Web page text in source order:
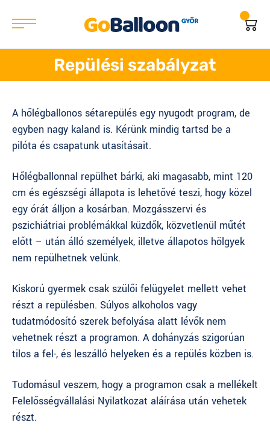
Repülési szabályzat
A hőlégballonos sétarepülés egy nyugodt program, de
egyben nagy kaland is. Kérünk mindig tartsd be a
pilóta és csapatunk utasításait.
Hőlégballonnal repülhet bárki, aki magasabb, mint 120
cm és egészségi állapota is lehetővé teszi, hogy közel
egy órát álljon a kosárban. Mozgásszervi és
pszichiátriai problémákkal küzdők, közvetlenül műtét
előtt – után álló személyek, illetve állapotos hölgyek
nem repülhetnek velünk.
Kiskorú gyermek csak szülői felügyelet mellett vehet
részt a repülésben. Súlyos alkoholos vagy
tudatmódosító szerek befolyása alatt lévők nem
vehetnek részt a programon. A dohányzás szigorúan
tilos a fel-, és leszálló helyeken és a repülés közben is.
Tudomásul veszem, hogy a programon csak a mellékelt
Felelősségvállalási Nyilatkozat aláírása után vehetek
részt.